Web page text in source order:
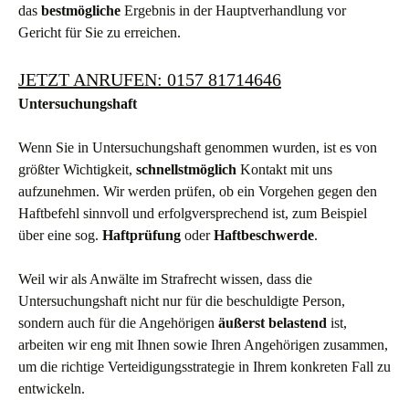
das bestmögliche Ergebnis in der Hauptverhandlung vor
Gericht für Sie zu erreichen.
JETZT ANRUFEN: 0157 81714646
Untersuchungshaft
Wenn Sie in Untersuchungshaft genommen wurden, ist es von
größter Wichtigkeit, schnellstmöglich Kontakt mit uns
aufzunehmen. Wir werden prüfen, ob ein Vorgehen gegen den
Haftbefehl sinnvoll und erfolgversprechend ist, zum Beispiel
über eine sog. Haftprüfung oderHaftbeschwerde.
Weil wir als Anwälte im Strafrecht wissen, dass die
Untersuchungshaft nicht nur für die beschuldigte Person,
sondern auch für die Angehörigen äußerst belastend ist,
arbeiten wir eng mit Ihnen sowie Ihren Angehörigen zusammen,
um die richtige Verteidigungsstrategie in Ihrem konkreten Fall zu
entwickeln.